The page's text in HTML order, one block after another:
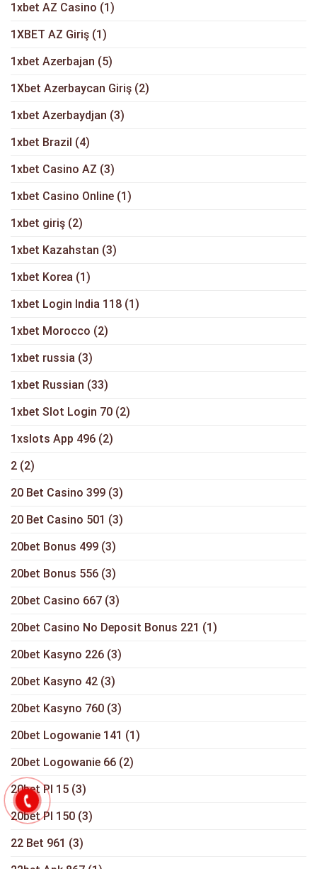
1xbet AZ Casino (1)
1XBET AZ Giriş (1)
1xbet Azerbajan (5)
1Xbet Azerbaycan Giriş (2)
1xbet Azerbaydjan (3)
1xbet Brazil (4)
1xbet Casino AZ (3)
1xbet Casino Online (1)
1xbet giriş (2)
1xbet Kazahstan (3)
1xbet Korea (1)
1xbet Login India 118 (1)
1xbet Morocco (2)
1xbet russia (3)
1xbet Russian (33)
1xbet Slot Login 70 (2)
1xslots App 496 (2)
2 (2)
20 Bet Casino 399 (3)
20 Bet Casino 501 (3)
20bet Bonus 499 (3)
20bet Bonus 556 (3)
20bet Casino 667 (3)
20bet Casino No Deposit Bonus 221 (1)
20bet Kasyno 226 (3)
20bet Kasyno 42 (3)
20bet Kasyno 760 (3)
20bet Logowanie 141 (1)
20bet Logowanie 66 (2)
20bet Pl 15 (3)
20bet Pl 150 (3)
22 Bet 961 (3)